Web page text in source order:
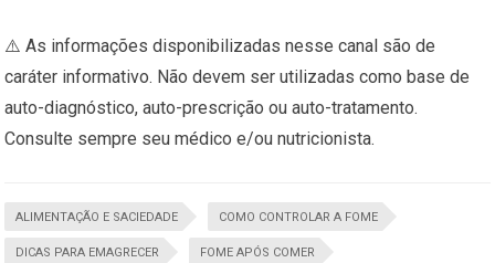
⚠️ As informações disponibilizadas nesse canal são de
caráter informativo. Não devem ser utilizadas como base de
auto-diagnóstico, auto-prescrição ou auto-tratamento.
Consulte sempre seu médico e/ou nutricionista.
ALIMENTAÇÃO E SACIEDADE COMO CONTROLAR A FOME
DICAS PARA EMAGRECER FOME APÓS COMER